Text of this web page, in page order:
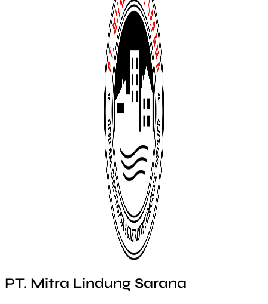
PT. Mitra Lindung Sarana